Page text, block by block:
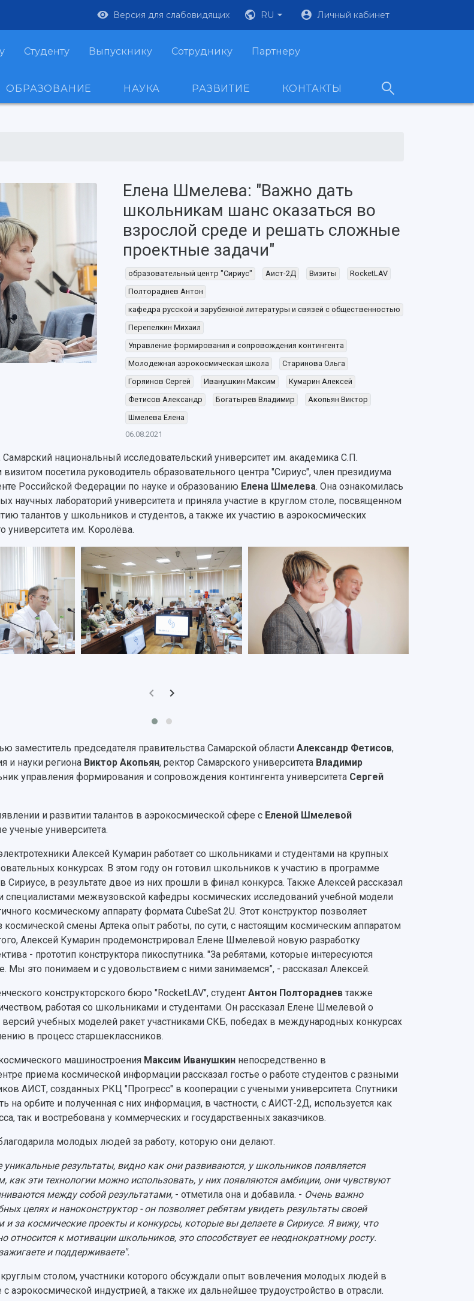
Версия для слабовидящих RU Личный кабинет
Студенту Выпускнику Сотруднику Партнеру
ОБРАЗОВАНИЕ НАУКА РАЗВИТИЕ КОНТАКТЫ
Елена Шмелева: "Важно дать
школьникам шанс оказаться во
взрослой среде и решать сложные
проектные задачи"
образовательный центр "Сириус" Аист-2Д Визиты
RocketLAV
Полтораднев Антон
кафедра русской и зарубежной литературы и связей с общественностью
Перепелкин Михаил
Управление формирования и сопровождения контингента
Молодежная аэрокосмическая школа
Старинова Ольга
Горяинов Сергей
Иванушкин Максим
Кумарин Алексей
Фетисов Александр
Богатырев Владимир
Акопьян Виктор
Шмелева Елена
06.08.2021
Самарский национальный исследовательский университет им. академика С.П.
посетила руководитель образовательного центра "Сириус", член президиума
Российской Федерации по науке и образованию Елена Шмелева. Она ознакомилась
научных лабораторий университета и приняла участие в круглом столе, посвященном
талантов у школьников и студентов, а также их участию в аэрокосмических
университета им. Королёва.
заместитель председателя правительства Самарской области Александр Фетисов,
и науки региона Виктор Акопьян, ректор Самарского университета Владимир
управления формирования и сопровождения контингента университета Сергей
и развитии талантов в аэрокосмической сфере с Еленой Шмелевой
ученые университета.
Алексей Кумарин работает со школьниками и студентами на крупных
конкурсах. В этом году он готовил школьников к участию в программе
в результате двое из них прошли в финал конкурса. Также Алексей рассказал
специалистами межвузовской кафедры космических исследований учебной модели
космическому аппарату формата CubeSat 2U. Этот конструктор позволяет
космической смены Артека опыт работы, по сути, с настоящим космическим аппаратом
Алексей Кумарин продемонстрировал Елене Шмелевой новую разработку
- прототип конструктора пикоспутника. "За ребятами, которые интересуются
Мы это понимаем и с удовольствием с ними занимаемся”, - рассказал Алексей.
конструкторского бюро "RocketLAV", студент Антон Полтораднев также
работая со школьниками и студентами. Он рассказал Елене Шмелевой о
версий учебных моделей ракет участниками СКБ, победах в международных конкурсах
в процесс старшеклассников.
машиностроения Максим Иванушкин непосредственно в
приема космической информации рассказал гостье о работе студентов с разными
АИСТ, созданных РКЦ "Прогресс" в кооперации с учеными университета. Спутники
на орбите и полученная с них информация, в частности, с АИСТ-2Д, используется как
так и востребована у коммерческих и государственных заказчиков.
молодых людей за работу, которую они делают.
уникальные результаты, видно как они развиваются, у школьников появляется
как эти технологии можно использовать, у них появляются амбиции, они чувствуют
между собой результатами, - отметила она и добавила. - Очень важно
целях и наноконструктор - он позволяет ребятам увидеть результаты своей
и за космические проекты и конкурсы, которые вы делаете в Сириусе. Я вижу, что
относится к мотивации школьников, это способствует ее неоднократному росту.
и поддерживаете".
столом, участники которого обсуждали опыт вовлечения молодых людей в
аэрокосмической индустрией, а также их дальнейшее трудоустройство в отрасли.